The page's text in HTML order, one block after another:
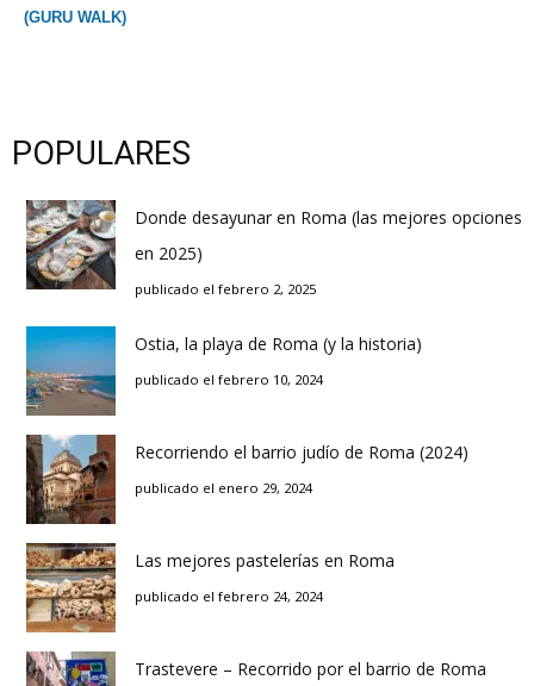
(GURU WALK)
POPULARES
Donde desayunar en Roma (las mejores opciones
en 2025)
publicado el febrero 2, 2025
Ostia, la playa de Roma (y la historia)
publicado el febrero 10, 2024
Recorriendo el barrio judío de Roma (2024)
publicado el enero 29, 2024
Las mejores pastelerías en Roma
publicado el febrero 24, 2024
Trastevere – Recorrido por el barrio de Roma